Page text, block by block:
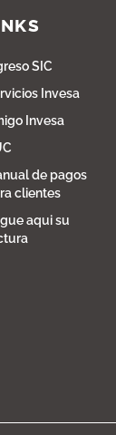
SIC
Invesa
Invesa
de pagos
clientes
aqui su